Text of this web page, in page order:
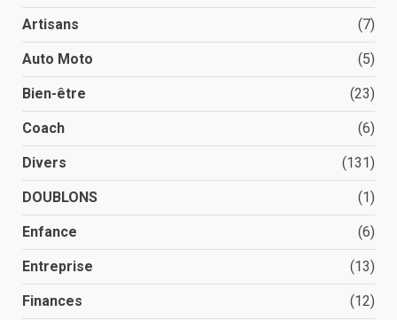
Artisans (7)
Auto Moto (5)
Bien-être (23)
Coach (6)
Divers (131)
DOUBLONS (1)
Enfance (6)
Entreprise (13)
Finances (12)